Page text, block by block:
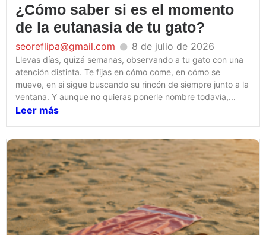
¿Cómo saber si es el momento
de la eutanasia de tu gato?
seoreflipa@gmail.com 8 de julio de 2026
Llevas días, quizá semanas, observando a tu gato con una
atención distinta. Te fijas en cómo come, en cómo se
mueve, en si sigue buscando su rincón de siempre junto a la
ventana. Y aunque no quieras ponerle nombre todavía,...
Leer más